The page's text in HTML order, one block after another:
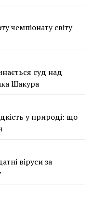
чемпіонату світу
суд над
Шакура
у природі: що
віруси за